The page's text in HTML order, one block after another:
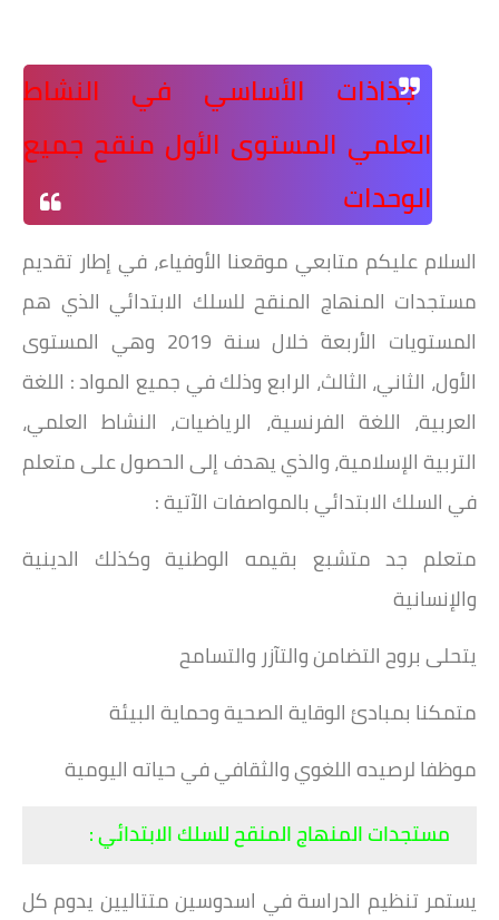
جذاذات الأساسي في النشاط
العلمي المستوى الأول منقح جميع
الوحدات
السلام عليكم متابعي موقعنا الأوفياء، في إطار تقديم
مستجدات المنهاج المنقح للسلك الابتدائي الذي هم
المستويات الأربعة خلال سنة 2019 وهي المستوى
الأول، الثاني، الثالث، الرابع وذلك في جميع المواد : اللغة
العربية، اللغة الفرنسية، الرياضيات، النشاط العلمي،
التربية الإسلامية، والذي يهدف إلى الحصول على متعلم
في السلك الابتدائي بالمواصفات الآتية :
متعلم جد متشبع بقيمه الوطنية وكذلك الدينية
والإنسانية
يتحلى بروح التضامن والتآزر والتسامح
متمكنا بمبادئ الوقاية الصحية وحماية البيئة
موظفا لرصيده اللغوي والثقافي في حياته اليومية
مستجدات المنهاج المنقح للسلك الابتدائي :
يستمر تنظيم الدراسة في اسدوسين متتاليين يدوم كل